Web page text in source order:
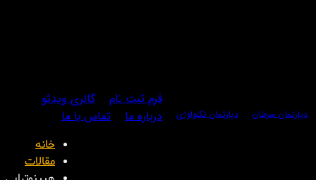
دپارتمان سرطان دپارتمان تکنولوژی
فرم ثبت نام
گالری ویدئو
درباره ما
تماس با ما
خانه
مقالات